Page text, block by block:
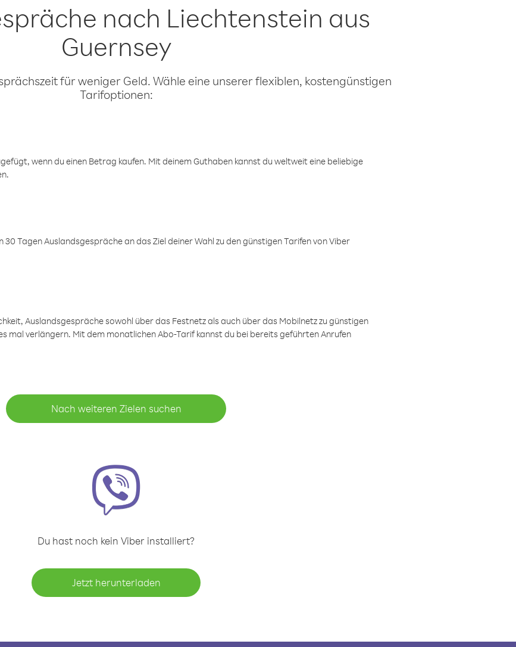
nach Liechtenstein aus
Guernsey
für weniger Geld. Wähle eine unserer flexiblen, kostengünstigen
Tarifoptionen:
wenn du einen Betrag kaufen. Mit deinem Guthaben kannst du weltweit eine beliebige
Tagen Auslandsgespräche an das Ziel deiner Wahl zu den günstigen Tarifen von Viber
Auslandsgespräche sowohl über das Festnetz als auch über das Mobilnetz zu günstigen
mal verlängern. Mit dem monatlichen Abo-Tarif kannst du bei bereits geführten Anrufen
Nach weiteren Zielen suchen
Du hast noch kein Viber installiert?
Jetzt herunterladen